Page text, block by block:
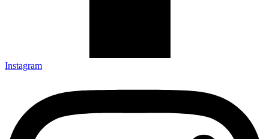
Instagram